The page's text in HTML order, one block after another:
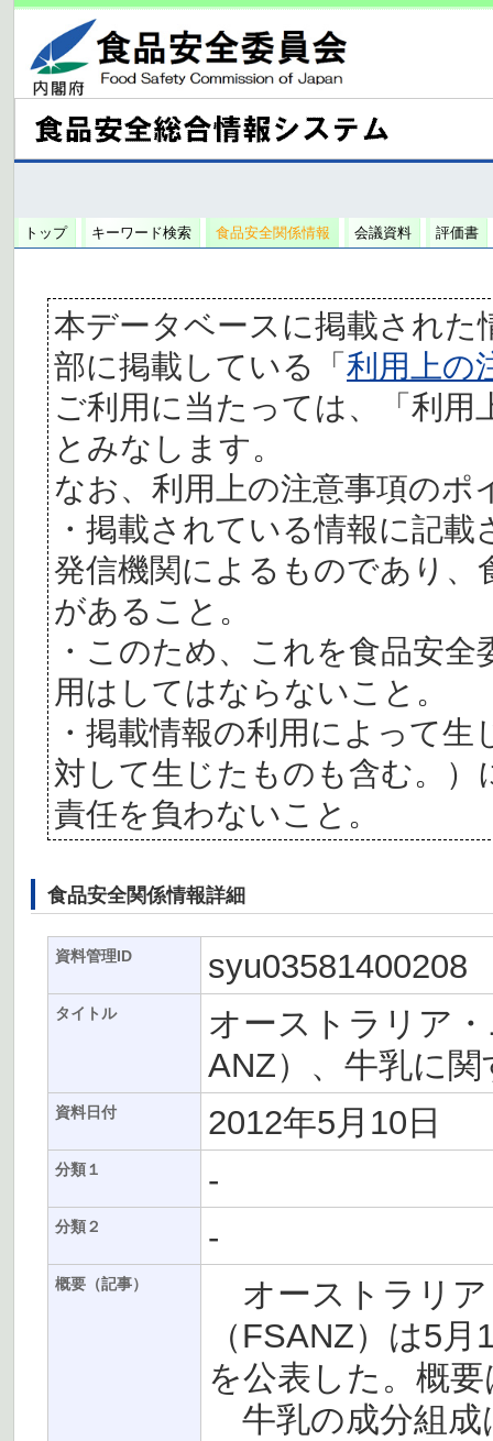
トップ キーワード検索 食品安全関係情報 会議資料 評価書
本データベースに掲載された
部に掲載している「利用上の
ご利用に当たっては、「利
とみなします。
なお、利用上の注意事項の
・掲載されている情報に記
発信機関によるものであり、
があること。
・このため、これを食品安
用はしてはならないこと。
・掲載情報の利用によって
対して生じたものも含む。
責任を負わないこと。
食品安全関係情報詳細
資料管理ID syu03581400208
タイトル
オーストラリア
ANZ）、牛乳に
資料日付 2012年5月10日
分類１ -
分類２ -
概要（記事）
オーストラリア
（FSANZ）は5
を公表した。概
牛乳の成分組成